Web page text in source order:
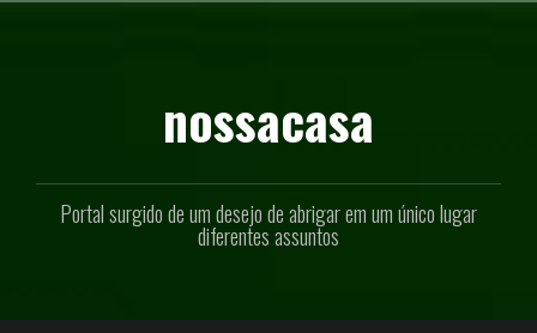
nossacasa
Portal surgido de um desejo de abrigar em um único lugar
diferentes assuntos